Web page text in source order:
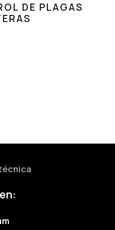
DE PLAGAS